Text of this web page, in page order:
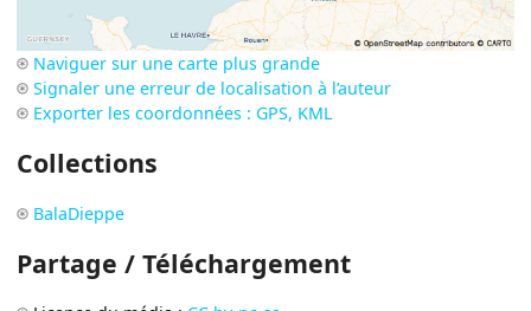
Naviguer sur une carte plus grande
Signaler une erreur de localisation à l’auteur
Exporter les coordonnées : GPS, KML
Collections
BalaDieppe
Partage / Téléchargement